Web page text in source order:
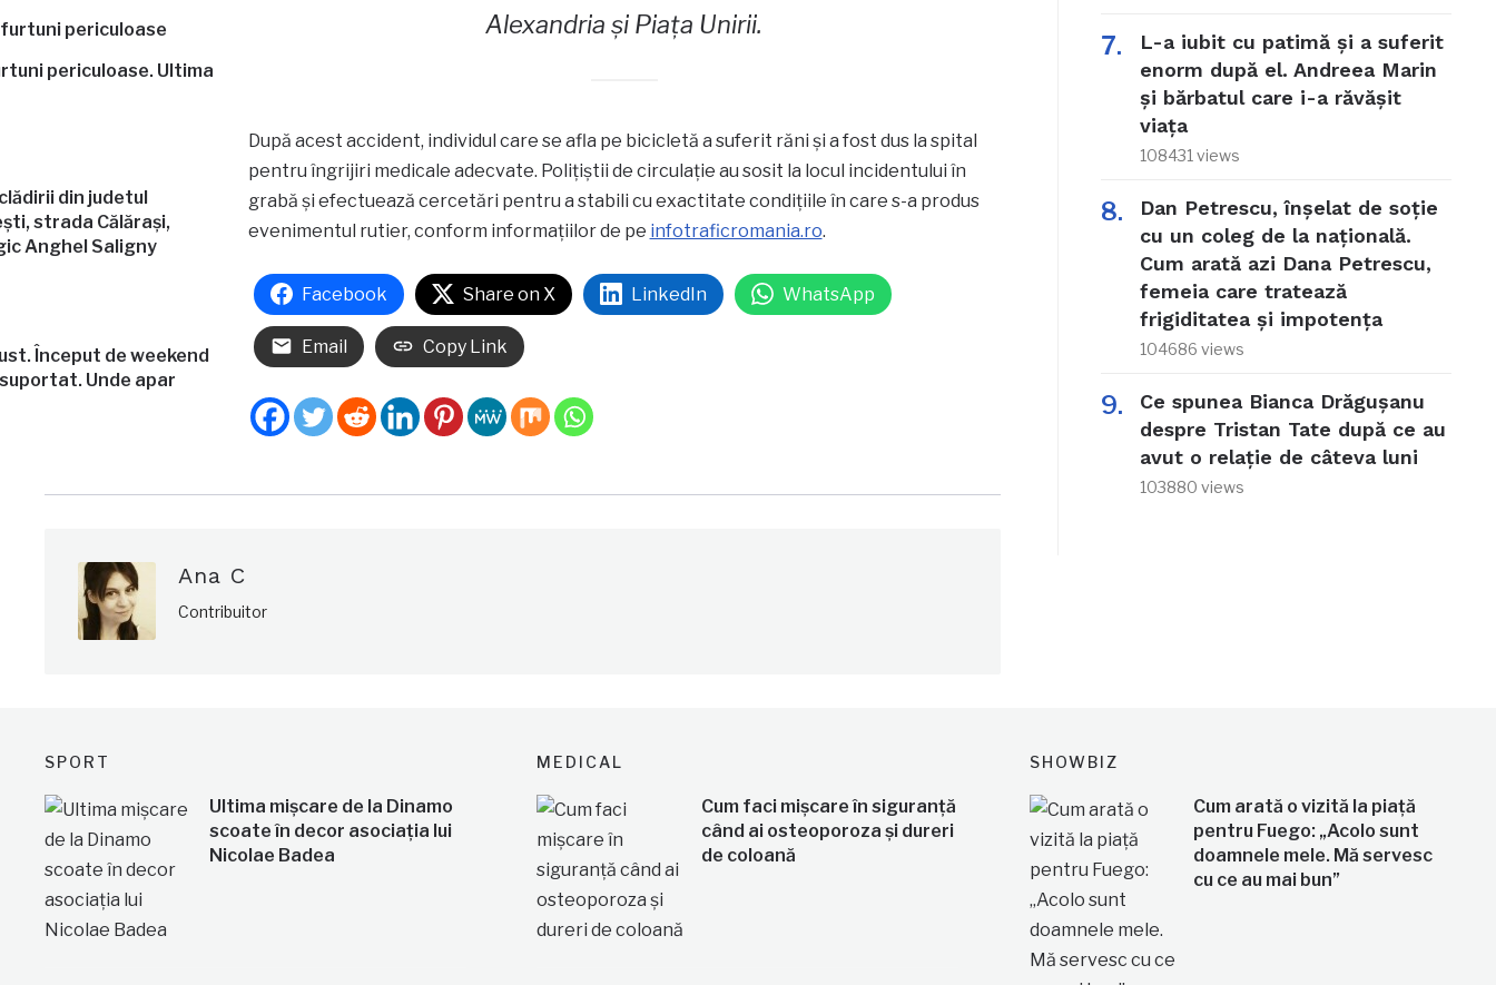
periculoase. Ultima
din judetul
strada Călărași,
Anghel Saligny
Început de weekend
Unde apar
Alexandria și Piața Unirii.
După acest accident, individul care se afla pe bicicletă a suferit răni și a fost dus la spital
pentru îngrijiri medicale adecvate. Polițiștii de circulație au sosit la locul incidentului în
grabă și efectuează cercetări pentru a stabili cu exactitate condițiile în care s-a produs
evenimentul rutier, conform informațiilor de pe infotraficromania.ro.
Facebook Share on X LinkedIn WhatsApp
Email Copy Link
Ana C
Contribuitor
L-a iubit cu patimă și a suferit
enorm după el. Andreea Marin
și bărbatul care i-a răvășit
viața
108431 views
Dan Petrescu, înșelat de soție
cu un coleg de la națională.
Cum arată azi Dana Petrescu,
femeia care tratează
frigiditatea și impotența
104686 views
Ce spunea Bianca Drăgușanu
despre Tristan Tate după ce au
avut o relație de câteva luni
103880 views
SPORT
Ultima mișcare de la Dinamo
scoate în decor asociația lui
Nicolae Badea
MEDICAL
Cum faci mișcare în siguranță
când ai osteoporoza și dureri
de coloană
SHOWBIZ
Cum arată o vizită la piață
pentru Fuego: „Acolo sunt
doamnele mele. Mă servesc
cu ce au mai bun”